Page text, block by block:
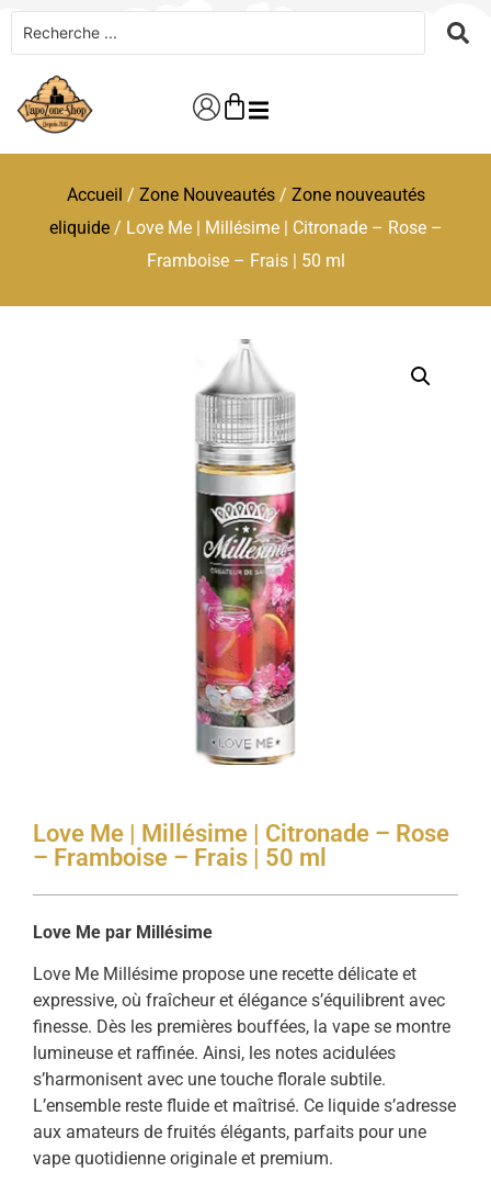
Accueil / Zone Nouveautés/ Zone nouveautés
eliquide/ Love Me | Millésime | Citronade – Rose –
Framboise – Frais | 50 ml
Love Me | Millésime | Citronade – Rose
– Framboise – Frais | 50 ml
Love Me par Millésime
Love Me Millésime propose une recette délicate et
expressive, où fraîcheur et élégance s’équilibrent avec
finesse. Dès les premières bouffées, la vape se montre
lumineuse et raffinée. Ainsi, les notes acidulées
s’harmonisent avec une touche florale subtile.
L’ensemble reste fluide et maîtrisé. Ce liquide s’adresse
aux amateurs de fruités élégants, parfaits pour une
vape quotidienne originale et premium.